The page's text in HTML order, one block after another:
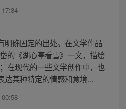
17:34
明确固定的出处。在文学作品
的《湖心亭看雪》一文，描绘
在现代的一些文学创作中，也
达某种特定的情感和意境...
00:58